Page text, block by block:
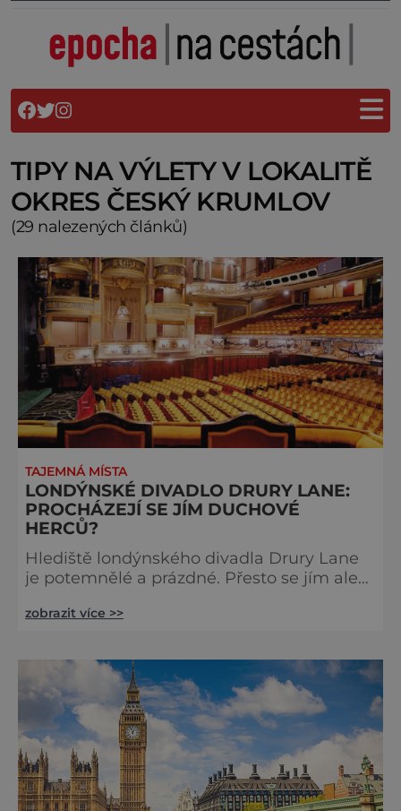
TIPY NA VÝLETY V LOKALITĚ
OKRES ČESKÝ KRUMLOV
(29 nalezených článků)
TAJEMNÁ MÍSTA
LONDÝNSKÉ DIVADLO DRURY LANE:
PROCHÁZEJÍ SE JÍM DUCHOVÉ
HERCŮ?
Hlediště londýnského divadla Drury Lane
je potemnělé a prázdné. Přesto se jím ale
jakési mumlání, z nedaleké chodby čísi
totiž údajně straší. Stavbu londýnského
divadla Drury Lane dotoval bohatý herec a
divadelník ze 17. století jménem Thomas
zobrazit více >>